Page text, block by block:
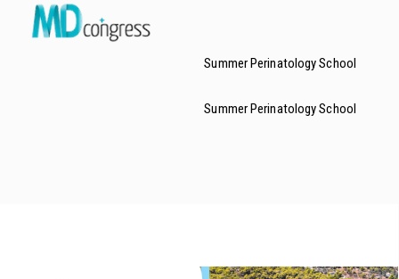
Summer Perinatology School
Summer Perinatology School